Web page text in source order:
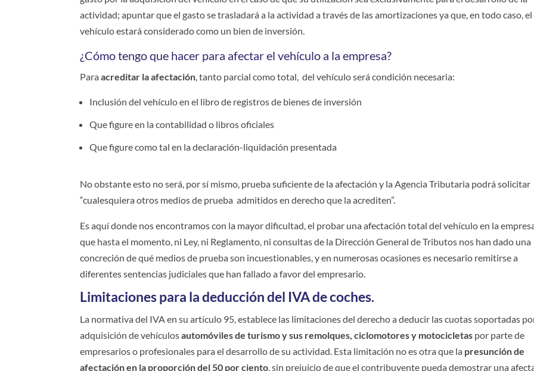
actividad; apuntar que el gasto se trasladará a la actividad a través de las amortizaciones ya que, en todo caso, el
vehículo estará considerado como un bien de inversión.
¿Cómo tengo que hacer para afectar el vehículo a la empresa?
Paraacreditar la afectación, tanto parcial como total, del vehículo será condición necesaria:
Inclusión del vehículo en el libro de registros de bienes de inversión
Que figure en la contabilidad o libros oficiales
Que figure como tal en la declaración-liquidación presentada
No obstante esto no será, por sí mismo, prueba suficiente de la afectación y la Agencia Tributaria podrá solicitar
“cualesquiera otros medios de prueba admitidos en derecho que la acrediten”.
Es aquí donde nos encontramos con la mayor dificultad, el probar una afectación total del vehículo en la
que hasta el momento, ni Ley, ni Reglamento, ni consultas de la Dirección General de Tributos nos han dado una
concreción de qué medios de prueba son incuestionables, y en numerosas ocasiones es necesario remitirse a
diferentes sentencias judiciales que han fallado a favor del empresario.
Limitaciones para la deducción del IVA de coches.
La normativa del IVA en su artículo 95, establece las limitaciones del derecho a deducir las cuotas soportadas
adquisición de vehículosautomóviles de turismo y sus remolques, ciclomotores y motocicletas por parte de
empresarios o profesionales para el desarrollo de su actividad. Esta limitación no es otra que la presunción de
afectación en la proporción del 50 por ciento, sin prejuicio de que el contribuyente pueda demostrar una